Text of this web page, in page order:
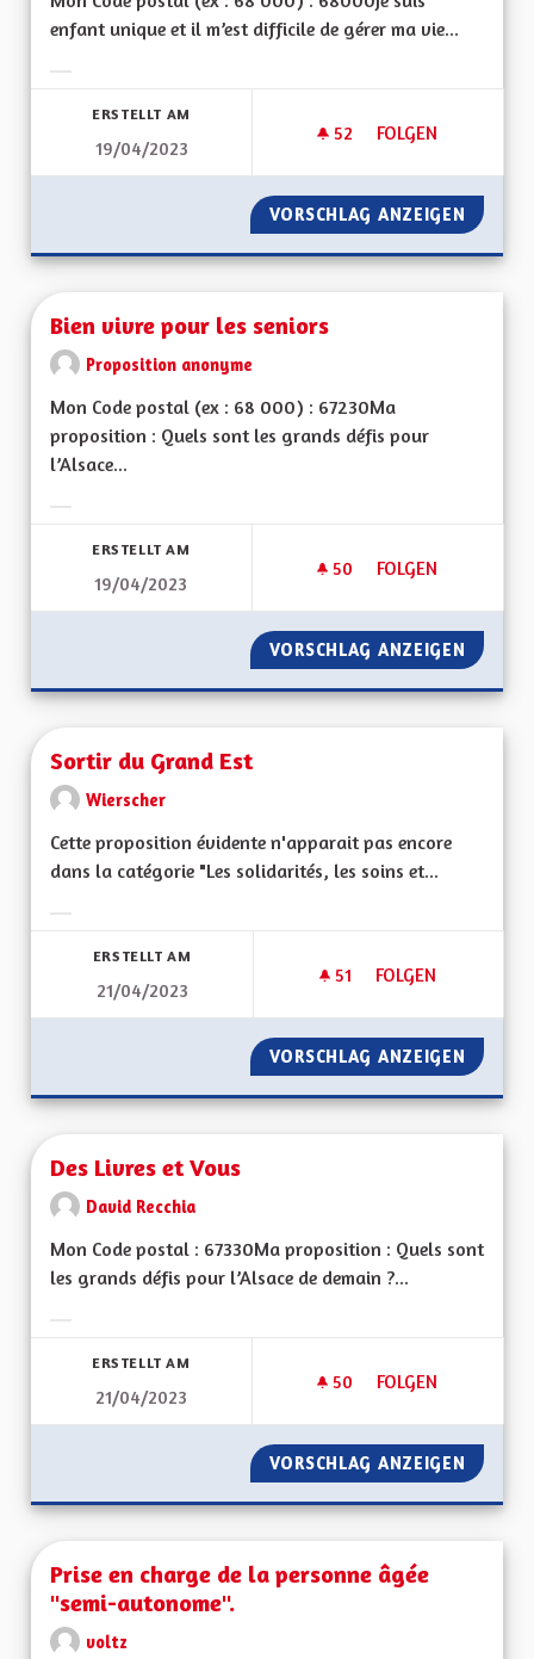
enfant unique et il m’est difficile de gérer ma vie...
ERSTELLT AM
19/04/2023
52 52 FOLLOWER
FOLGEN
AIDE AUX
VORSCHLAG ANZEIGEN AIDE
Bien vivre pour les seniors
Proposition anonyme
Mon Code postal (ex : 68 000) : 67230Ma
proposition : Quels sont les grands défis pour
l’Alsace...
ERSTELLT AM
19/04/2023
50 50 FOLLOWER
FOLGEN
BIEN VIVRE POUR
VORSCHLAG ANZEIGEN BIEN
Sortir du Grand Est
Wierscher
Cette proposition évidente n'apparait pas encore
dans la catégorie "Les solidarités, les soins et...
ERSTELLT AM
21/04/2023
51 51 FOLLOWER
FOLGEN
SORTIR DU GRAND
VORSCHLAG ANZEIGEN
Des Livres et Vous
David Recchia
Mon Code postal : 67330Ma proposition : Quels sont
les grands défis pour l’Alsace de demain ?...
ERSTELLT AM
21/04/2023
50 50 FOLLOWER
FOLGEN
DES LIVRES ET
VORSCHLAG ANZEIGEN DES
Prise en charge de la personne âgée
"semi-autonome".
voltz